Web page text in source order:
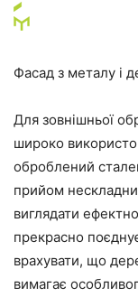
Фасад з металу і
Для зовнішньої
широко
оброблений
прийом
виглядати
прекрасно
врахувати, що
вимагає